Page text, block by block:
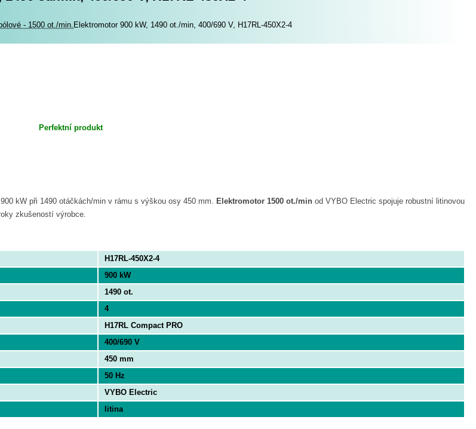
- 1500 ot./min. Elektromotor 900 kW, 1490 ot./min, 400/690 V, H17RL-450X2-4
Perfektní produkt
kW při 1490 otáčkách/min v rámu s výškou osy 450 mm. Elektromotor 1500 ot./min od VYBO Electric spojuje robustní litinovou
zkušeností výrobce.
H17RL-450X2-4
900 kW
1490 ot.
4
H17RL Compact PRO
400/690 V
450 mm
50 Hz
VYBO Electric
litina